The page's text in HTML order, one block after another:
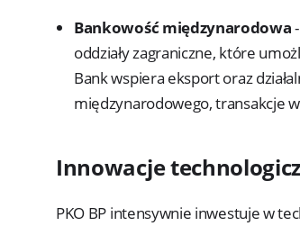
Bankowość międzynarodowa
oddziały zagraniczne, które
Bank wspiera eksport oraz
międzynarodowego, transakcje
Innowacje
PKO BP intensywnie inwestuje w